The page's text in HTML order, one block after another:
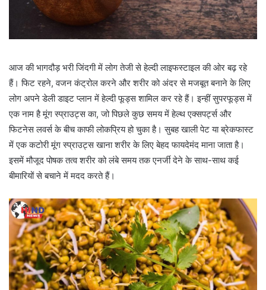
आज की भागदौड़ भरी जिंदगी में लोग तेजी से हेल्दी लाइफस्टाइल की ओर बढ़ रहे
हैं। फिट रहने, वजन कंट्रोल करने और शरीर को अंदर से मजबूत बनाने के लिए
लोग अपने डेली डाइट प्लान में हेल्दी फूड्स शामिल कर रहे हैं। इन्हीं सुपरफूड्स में
एक नाम है मूंग स्प्राउट्स का, जो पिछले कुछ समय में हेल्थ एक्सपर्ट्स और
फिटनेस लवर्स के बीच काफी लोकप्रिय हो चुका है। सुबह खाली पेट या ब्रेकफास्ट
में एक कटोरी मूंग स्प्राउट्स खाना शरीर के लिए बेहद फायदेमंद माना जाता है।
इसमें मौजूद पोषक तत्व शरीर को लंबे समय तक एनर्जी देने के साथ-साथ कई
बीमारियों से बचाने में मदद करते हैं।